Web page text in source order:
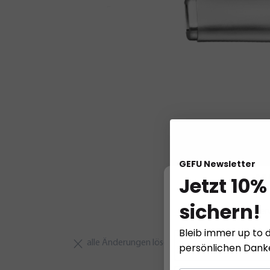
alle Änderungen löschen
Diese Website
GEFU Newsletter
Jetzt
sichern!
Bleib immer up to
persönlichen